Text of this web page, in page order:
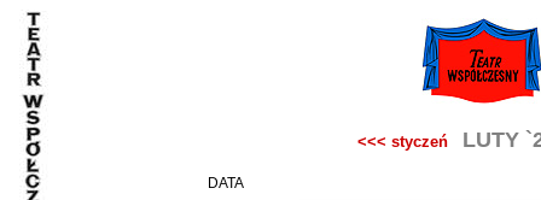
<<< styczeń LUTY
DATA